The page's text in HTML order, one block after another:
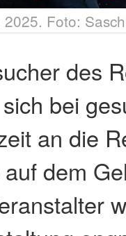
2025. Foto:
des
bei
an die
dem